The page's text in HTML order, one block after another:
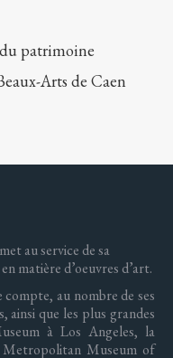
patrimoine
Arts de Caen
au service de sa
matière d’oeuvres d’art.
au nombre de ses
ainsi que les plus grandes
à Los Angeles, la
Museum of